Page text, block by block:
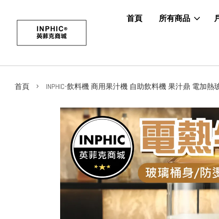
首頁 所有商品
首頁 › INPHIC-飲料機 商用果汁機 自助飲料機 果汁鼎 電加熱